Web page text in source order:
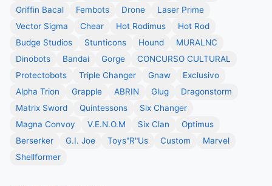
Griffin Bacal
Fembots Drone
Laser Prime
Vector Sigma
Chear Hot Rodimus
Hot Rod
Budge Studios
Stunticons Hound
MURALNC
Dinobots
Bandai Gorge
CONCURSO CULTURAL
Protectobots
Triple Changer Gnaw
Exclusivo
Alpha Trion
Grapple ABRIN Glug
Dragonstorm
Matrix Sword
Quintessons
Six Changer
Magna Convoy
V.E.N.O.M Six Clan
Optimus
Berserker
G.I. Joe Toys"R"Us Custom
Marvel
Shellformer